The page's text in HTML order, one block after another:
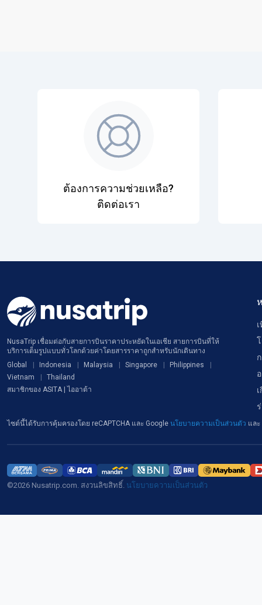
ต้องการความช่วยเหลือ?
ติดต่อเรา
NusaTrip เชื่อมต่อกับสายการบินราคาประหยัดในเอเชีย สายการบินที่ให้
บริการเต็มรูปแบบทั่วโลกด้วยค่าโดยสารราคาถูกสำหรับนักเดินทาง
Global
Indonesia Malaysia Singapore
Philippines
Vietnam
Thailand
สมาชิกของ ASITA | ไออาต้า
ไซต์นี้ได้รับการคุ้มครองโดย reCAPTCHA และ Google นโยบายความเป็นส่วนตัว และ
©2026 Nusatrip.com. สงวนลิขสิทธิ์. นโยบายความเป็นส่วนตัว